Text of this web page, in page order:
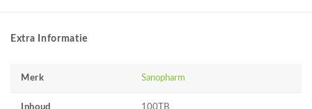
Extra Informatie
Merk Sanopharm
Inhoud 100TB